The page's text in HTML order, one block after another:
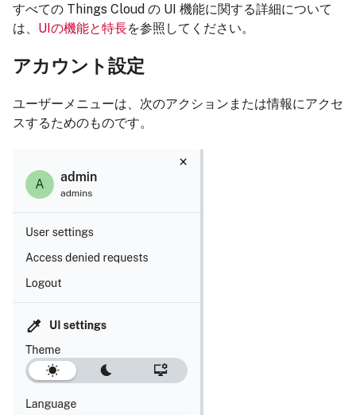
すべての Things Cloud の UI 機能に関する詳細について
は、 UIの機能と特長を参照してください。
アカウント設定
ユーザーメニューは、次のアクションまたは情報にアクセ
スするためのものです。